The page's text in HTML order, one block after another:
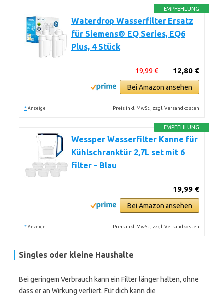
EMPFEHLUNG
Waterdrop Wasserfilter Ersatz
für Siemens® EQ Series, EQ6
Plus, 4 Stück
12,80 €
19,99 €
Bei Amazon ansehen
* Anzeige Preis inkl. MwSt., zzgl. Versandkosten
EMPFEHLUNG
Wessper Wasserfilter Kanne für
Kühlschranktür 2,7L set mit 6
filter - Blau
19,99 €
Bei Amazon ansehen
* Anzeige Preis inkl. MwSt., zzgl. Versandkosten
Singles oder kleine Haushalte
Bei geringem Verbrauch kann ein Filter länger halten, ohne
dass er an Wirkung verliert. Für dich kann die